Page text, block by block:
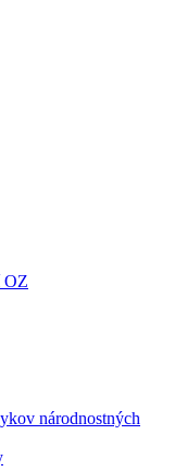
OZ
národnostných